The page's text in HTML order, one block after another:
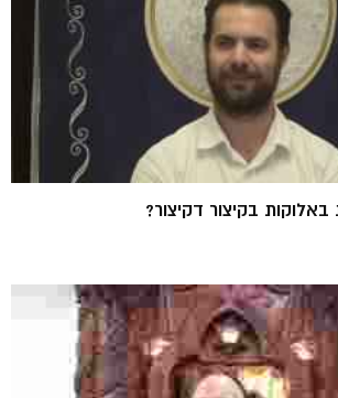
בקיצור דקיצור?